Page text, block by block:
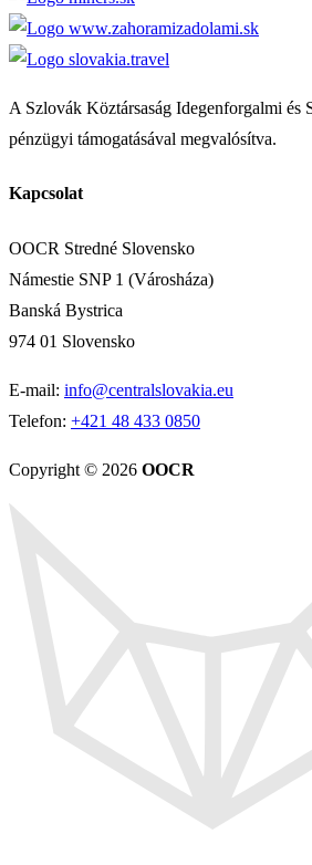
A Szlovák Köztársaság Idegenforgalmi és
pénzügyi támogatásával megvalósítva.
Kapcsolat
OOCR Stredné Slovensko
Námestie SNP 1 (Városháza)
Banská Bystrica
974 01 Slovensko
E-mail: info@centralslovakia.eu
Telefon: +421 48 433 0850
Copyright © 2026 OOCR